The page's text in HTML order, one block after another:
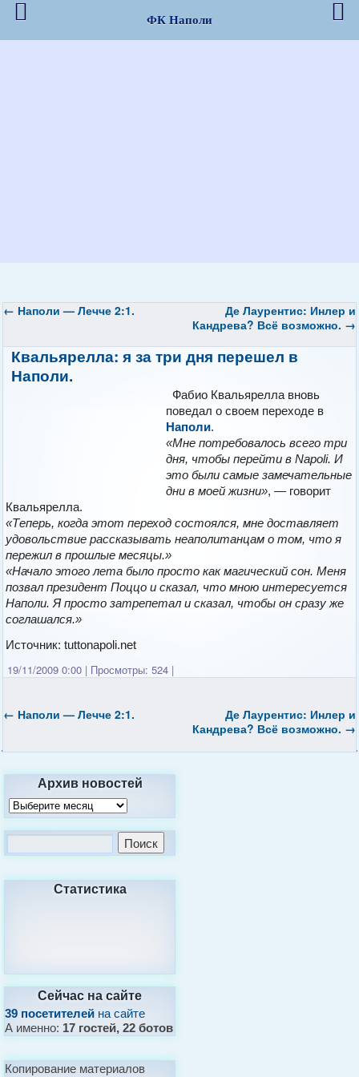
← Наполи — Лечче 2:1.
Де Лаурентис: Инлер и
Кандрева? Всё возможно. →
Квальярелла: я за три дня перешел в
Наполи.
Фабио Квальярелла вновь
поведал о своем переходе в
Наполи.
«Мне потребовалось всего три
дня, чтобы перейти в Napoli. И
это были самые замечательные
дни в моей жизни», — говорит
Квальярелла.
«Теперь, когда этот переход состоялся, мне доставляет
удовольствие рассказывать неаполитанцам о том, что я
пережил в прошлые месяцы.»
«Начало этого лета было просто как магический сон. Меня
позвал президент Поццо и сказал, что мною интересуется
Наполи. Я просто затрепетал и сказал, чтобы он сразу же
соглашался.»
Источник: tuttonapoli.net
19/11/2009 0:00 | Просмотры: 524 |
← Наполи — Лечче 2:1.
Де Лаурентис: Инлер и
Кандрева? Всё возможно. →
Архив новостей
Статистика
Сейчас на сайте
39 посетителей на сайте
А именно: 17 гостей, 22 ботов
Копирование материалов
ФК Наполи